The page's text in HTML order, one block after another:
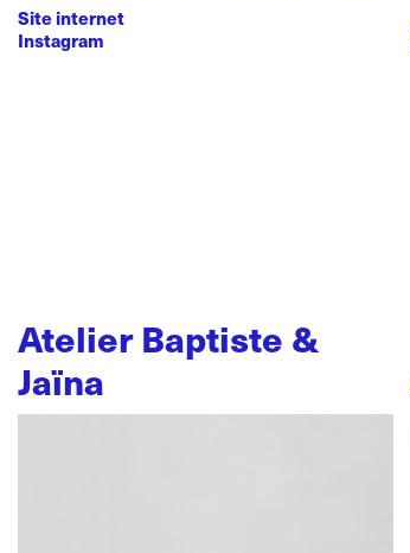
Site internet
Instagram
Atelier Baptiste &
Jaïna